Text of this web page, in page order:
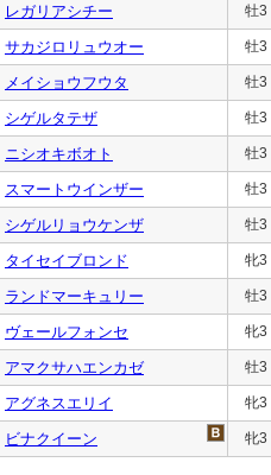
レガリアシチー 牡3
サカジロリュウオー 牡3
メイショウフウタ 牡3
シゲルタテザ 牡3
ニシオキボオト 牡3
スマートウインザー 牡3
シゲルリョウケンザ 牡3
タイセイブロンド 牝3
ランドマーキュリー 牡3
ヴェールフォンセ 牝3
アマクサハエンカゼ 牡3
アグネスエリイ 牝3
ビナクイーン 牝3